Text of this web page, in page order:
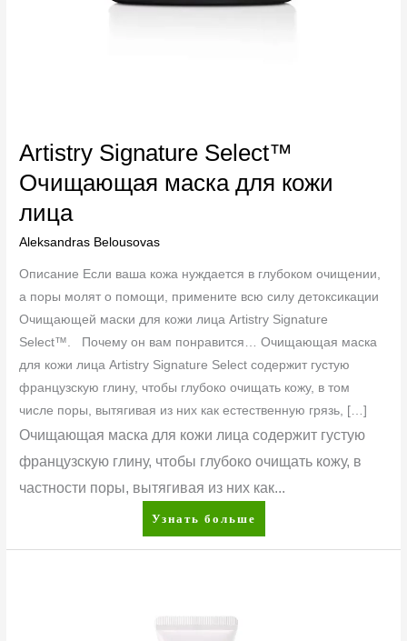
Artistry Signature Select™
Очищающая маска для кожи
лица
Aleksandras Belousovas
Описание Если ваша кожа нуждается в глубоком очищении,
а поры молят о помощи, примените всю силу детоксикации
Очищающей маски для кожи лица Artistry Signature
Select™. Почему он вам понравится… Очищающая маска
для кожи лица Artistry Signature Select содержит густую
французскую глину, чтобы глубоко очищать кожу, в том
числе поры, вытягивая из них как естественную грязь, […]
Очищающая маска для кожи лица содержит густую
французскую глину, чтобы глубоко очищать кожу, в
частности поры, вытягивая из них как...
Узнать больше
Perfect™